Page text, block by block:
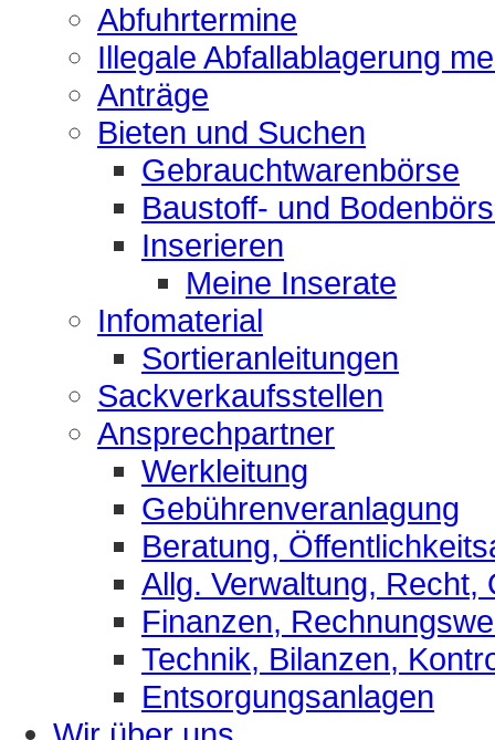
Abfuhrtermine
Illegale Abfallablagerung
Anträge
Bieten und Suchen
Gebrauchtwarenbörse
Baustoff- und
Inserieren
Meine Inserate
Infomaterial
Sortieranleitungen
Sackverkaufsstellen
Ansprechpartner
Werkleitung
Gebührenveranlagung
Beratung,
Allg. Verwaltung, Recht,
Finanzen,
Technik, Bilanzen,
Entsorgungsanlagen